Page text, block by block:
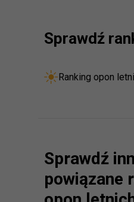
Sprawdź
Ranking opon
Sprawdź
powiązane